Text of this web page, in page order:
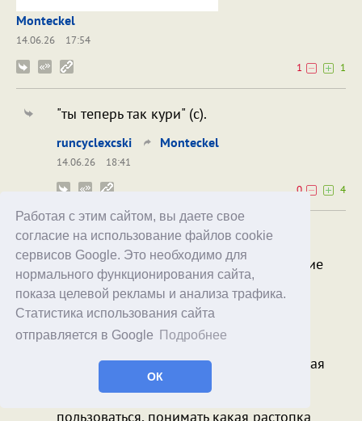
Работая с этим сайтом, вы даете свое
согласие на использование файлов cookie
сервисов Google. Это необходимо для
нормального функционирования сайта,
показа целевой рекламы и анализа трафика.
Статистика использования сайта
отправляется в Google
Подробнее
ОК
Monteckel
14.06.26
17:54
1
1
"ты теперь так кури" (с).
runcyclexcski Monteckel
14.06.26
18:41
0
4
ИИ пишет, что "кремень"
"Выживальщики" обычно называют такие
штуки - огниво.
боится влаги
Не знаю что оно там пишет, тогда как
устойчивость ко влаге - это и есть главная
фишка. Можно вытащить из-под воды,
обтереть - и вперед. Но нужно уметь
пользоваться, понимать какая растопка